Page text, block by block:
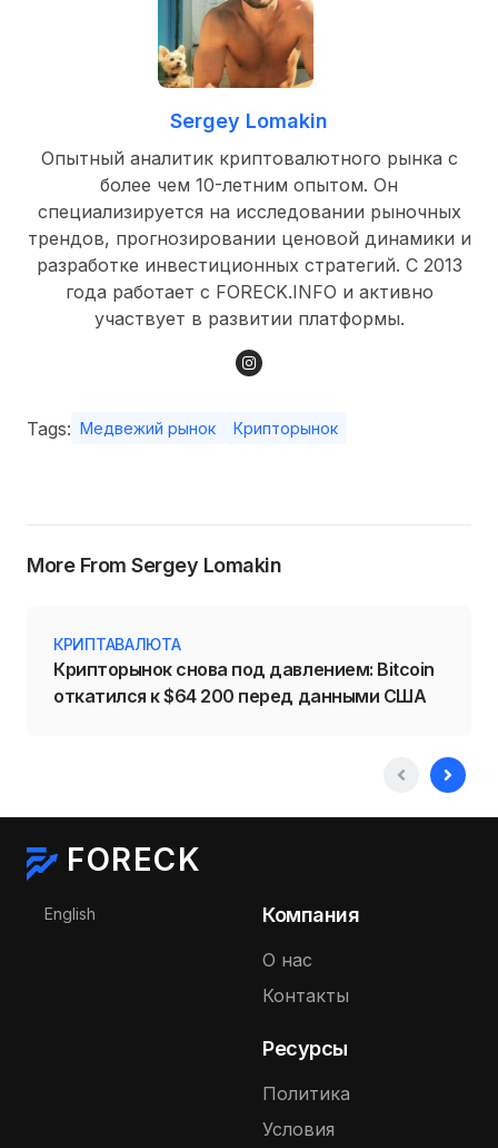
Sergey Lomakin
Опытный аналитик криптовалютного рынка с
более чем 10-летним опытом. Он
специализируется на исследовании рыночных
трендов, прогнозировании ценовой динамики и
разработке инвестиционных стратегий. С 2013
года работает с FORECK.INFO и активно
участвует в развитии платформы.
Tags: Медвежий рынок Крипторынок
More From Sergey Lomakin
КРИПТАВАЛЮТА
Крипторынок снова под давлением: Bitcoin
откатился к $64 200 перед данными США
FORECK
Выберите язык
English Компания
О нас
Контакты
Ресурсы
Политика
Условия